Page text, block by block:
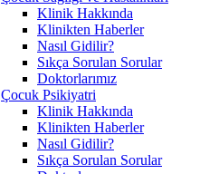
Klinik Hakkında
Klinikten Haberler
Nasıl Gidilir?
Sıkça Sorulan Sorular
Doktorlarımız
Çocuk Psikiyatri
Klinik Hakkında
Klinikten Haberler
Nasıl Gidilir?
Sıkça Sorulan Sorular